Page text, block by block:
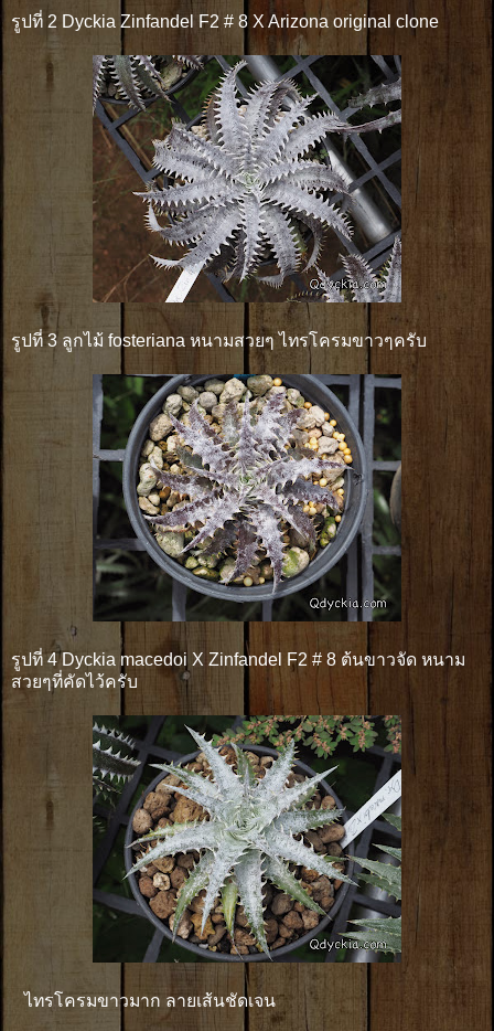
รูปที่ 2 Dyckia Zinfandel F2 # 8 X Arizona original clone
รูปที่ 3 ลูกไม้ fosteriana หนามสวยๆ ไทรโครมขาวๆครับ
รูปที่ 4 Dyckia macedoi X Zinfandel F2 # 8 ต้นขาวจัด หนาม
สวยๆที่คัดไว้ครับ
ไทรโครมขาวมาก ลายเส้นชัดเจน